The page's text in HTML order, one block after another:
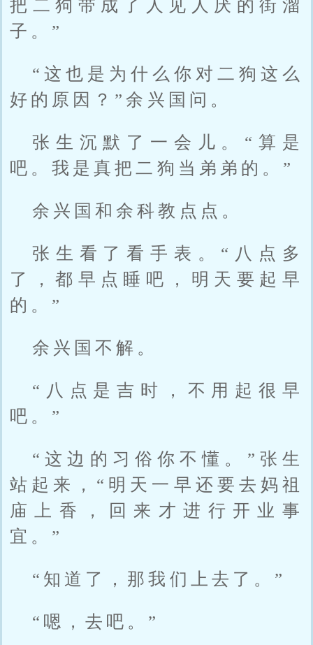
把二狗带成了人见人厌的街溜
子。”
“这也是为什么你对二狗这么
好的原因？”余兴国问。
张生沉默了一会儿。“算是
吧。我是真把二狗当弟弟的。”
余兴国和余科教点点。
张生看了看手表。“八点多
了，都早点睡吧，明天要起早
的。”
余兴国不解。
“八点是吉时，不用起很早
吧。”
“这边的习俗你不懂。”张生
站起来，“明天一早还要去妈祖
庙上香，回来才进行开业事
宜。”
“知道了，那我们上去了。”
“嗯，去吧。”